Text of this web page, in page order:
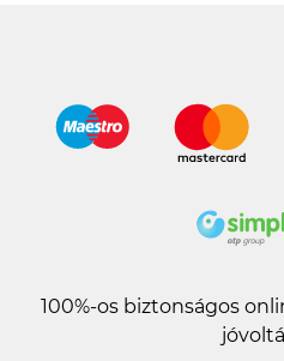
100%-os biztonságos